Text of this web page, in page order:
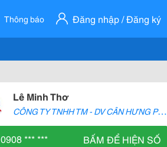
Thông báo Đăng nhập / Đăng ký
Lê Minh Thơ
C
ÔNG TY TNHH TM - DV CÂN HƯNG PHÁT
0908 *** *** BẤM ĐỂ HIỆN SỐ